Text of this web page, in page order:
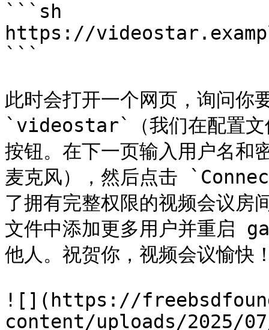
```sh
https://
```
此时会打开一个网页，询问
`videostar`（我们在配置
按钮。在下一页输入用户名和
麦克风），然后点击
了拥有完整权限的视频会
文件中添加更多用户并重启
他人。祝贺你，视频会议愉快
![](https://
content/uploads/2025/